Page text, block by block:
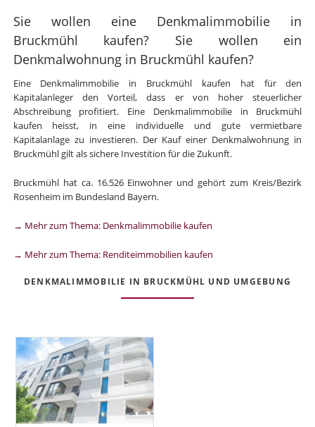
Sie wollen eine Denkmalimmobilie in
Bruckmühl kaufen? Sie wollen ein
Denkmalwohnung in Bruckmühl kaufen?
Eine Denkmalimmobilie in Bruckmühl kaufen hat für den
Kapitalanleger den Vorteil, dass er von hoher steuerlicher
Abschreibung profitiert. Eine Denkmalimmobilie in Bruckmühl
kaufen heisst, in eine individuelle und gute vermietbare
Kapitalanlage zu investieren. Der Kauf einer Denkmalwohnung in
Bruckmühl gilt als sichere Investition für die Zukunft.
Bruckmühl hat ca. 16.526 Einwohner und gehört zum Kreis/Bezirk
Rosenheim im Bundesland Bayern.
→ Mehr zum Thema: Denkmalimmobilie kaufen
→ Mehr zum Thema: Renditeimmobilien kaufen
DENKMALIMMOBILIE IN BRUCKMÜHL UND UMGEBUNG